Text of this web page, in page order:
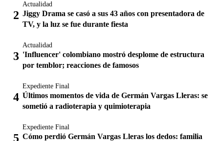
Actualidad
Jiggy Drama se casó a sus 43 años con presentadora de
TV, y la luz se fue durante fiesta
Actualidad
'Influencer' colombiano mostró desplome de estructura
por temblor; reacciones de famosos
Expediente Final
Últimos momentos de vida de Germán Vargas Lleras: se
sometió a radioterapia y quimioterapia
Expediente Final
Cómo perdió Germán Vargas Lleras los dedos: familia